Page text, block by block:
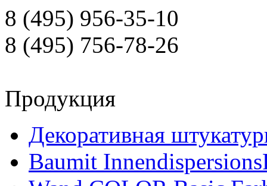
8 (495) 956-35-10
8 (495) 756-78-26
Продукция
Декоративная
Baumit